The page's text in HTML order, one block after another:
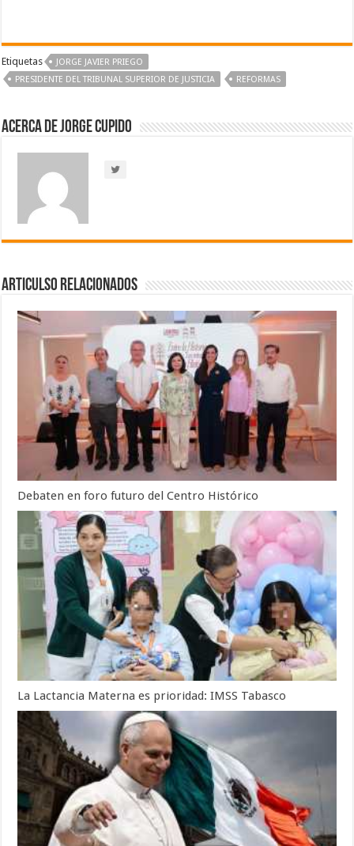
Etiquetas
JORGE JAVIER PRIEGO
PRESIDENTE DEL TRIBUNAL SUPERIOR DE JUSTICIA
REFORMAS
Acerca de Jorge Cupido
Articulso Relacionados
Debaten en foro futuro del Centro Histórico
La Lactancia Materna es prioridad: IMSS Tabasco